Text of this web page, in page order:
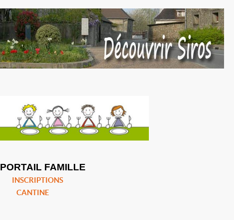
PORTAIL FAMILLE
INSCRIPTIONS
CANTINE